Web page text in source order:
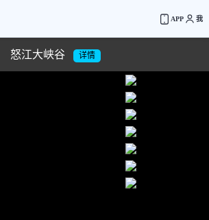
APP 我
怒江大峡谷 详情